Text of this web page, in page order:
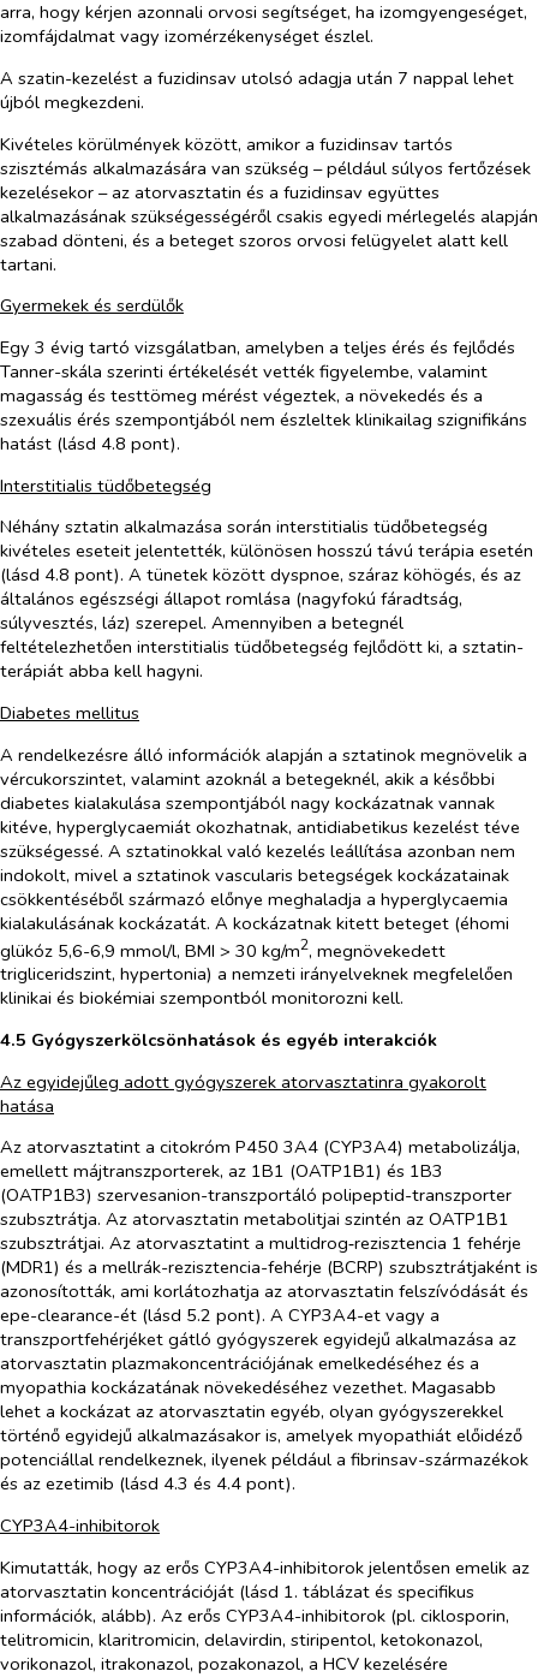
arra, hogy kérjen azonnali orvosi segítséget, ha izomgyengeséget,
izomfájdalmat vagy izomérzékenységet észlel.
A szatin-kezelést a fuzidinsav utolsó adagja után 7 nappal lehet
újból megkezdeni.
Kivételes körülmények között, amikor a fuzidinsav tartós
szisztémás alkalmazására van szükség – például súlyos fertőzések
kezelésekor – az atorvasztatin és a fuzidinsav együttes
alkalmazásának szükségességéről csakis egyedi mérlegelés alapján
szabad dönteni, és a beteget szoros orvosi felügyelet alatt kell
tartani.
Gyermekek és serdülők
Egy 3 évig tartó vizsgálatban, amelyben a teljes érés és fejlődés
Tanner-skála szerinti értékelését vették figyelembe, valamint
magasság és testtömeg mérést végeztek, a növekedés és a
szexuális érés szempontjából nem észleltek klinikailag szignifikáns
hatást (lásd 4.8 pont).
Interstitialis tüdőbetegség
Néhány sztatin alkalmazása során interstitialis tüdőbetegség
kivételes eseteit jelentették, különösen hosszú távú terápia esetén
(lásd 4.8 pont). A tünetek között dyspnoe, száraz köhögés, és az
általános egészségi állapot romlása (nagyfokú fáradtság,
súlyvesztés, láz) szerepel. Amennyiben a betegnél
feltételezhetően interstitialis tüdőbetegség fejlődött ki, a sztatin-
terápiát abba kell hagyni.
Diabetes mellitus
A rendelkezésre álló információk alapján a sztatinok megnövelik a
vércukorszintet, valamint azoknál a betegeknél, akik a későbbi
diabetes kialakulása szempontjából nagy kockázatnak vannak
kitéve, hyperglycaemiát okozhatnak, antidiabetikus kezelést téve
szükségessé. A sztatinokkal való kezelés leállítása azonban nem
indokolt, mivel a sztatinok vascularis betegségek kockázatainak
csökkentéséből származó előnye meghaladja a hyperglycaemia
kialakulásának kockázatát. A kockázatnak kitett beteget (éhomi
glükóz 5,6-6,9 mmol/l, BMI > 30 kg/m2, megnövekedett
trigliceridszint, hypertonia) a nemzeti irányelveknek megfelelően
klinikai és biokémiai szempontból monitorozni kell.
4.5 Gyógyszerkölcsönhatások és egyéb interakciók
Az egyidejűleg adott gyógyszerek atorvasztatinra gyakorolt
hatása
Az atorvasztatint a citokróm P450 3A4 (CYP3A4) metabolizálja,
emellett májtranszporterek, az 1B1 (OATP1B1) és 1B3
(OATP1B3) szervesanion-transzportáló polipeptid-transzporter
szubsztrátja. Az atorvasztatin metabolitjai szintén az OATP1B1
szubsztrátjai. Az atorvasztatint a multidrog‑rezisztencia 1 fehérje
(MDR1) és a mellrák-rezisztencia-fehérje (BCRP) szubsztrátjaként is
azonosították, ami korlátozhatja az atorvasztatin felszívódását és
epe-clearance-ét (lásd 5.2 pont). A CYP3A4-et vagy a
transzportfehérjéket gátló gyógyszerek egyidejű alkalmazása az
atorvasztatin plazmakoncentrációjának emelkedéséhez és a
myopathia kockázatának növekedéséhez vezethet. Magasabb
lehet a kockázat az atorvasztatin egyéb, olyan gyógyszerekkel
történő egyidejű alkalmazásakor is, amelyek myopathiát előidéző
potenciállal rendelkeznek, ilyenek például a fibrinsav-származékok
és az ezetimib (lásd 4.3 és 4.4 pont).
CYP3A4-inhibitorok
Kimutatták, hogy az erős CYP3A4-inhibitorok jelentősen emelik az
atorvasztatin koncentrációját (lásd 1. táblázat és specifikus
információk, alább). Az erős CYP3A4-inhibitorok (pl. ciklosporin,
telitromicin, klaritromicin, delavirdin, stiripentol, ketokonazol,
vorikonazol, itrakonazol, pozakonazol, a HCV kezelésére